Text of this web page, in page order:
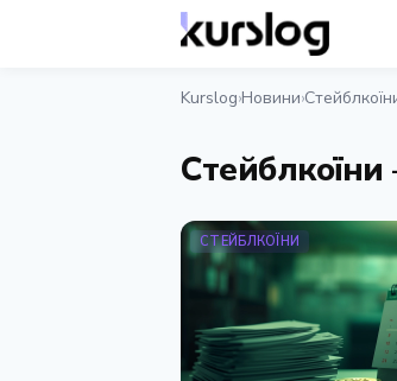
Kurslog›Новини›
СТЕЙБЛКОЇНИ